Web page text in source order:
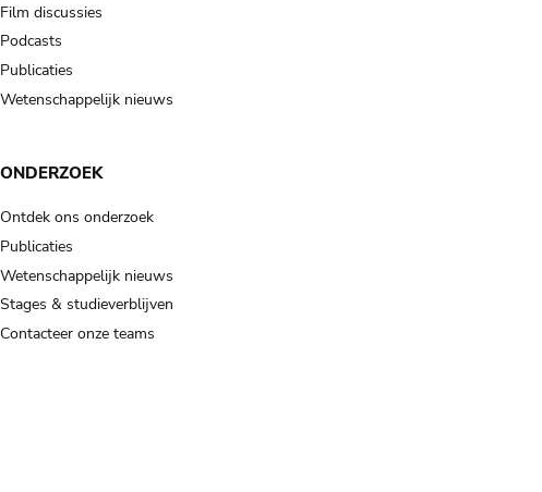
Film discussies
Podcasts
Publicaties
Wetenschappelijk nieuws
ONDERZOEK
Ontdek ons onderzoek
Publicaties
Wetenschappelijk nieuws
Stages & studieverblijven
Contacteer onze teams